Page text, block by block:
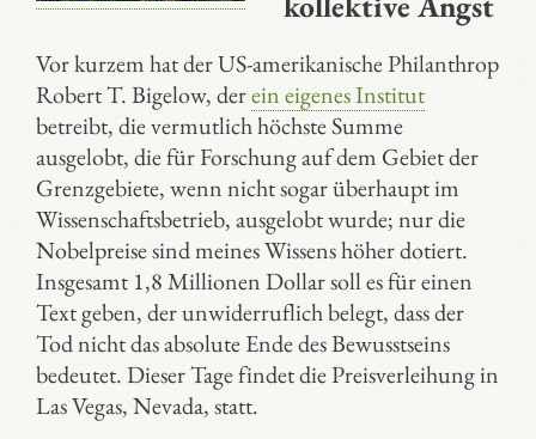
Vor kurzem hat der US-amerikanische Philanthrop
Robert T. Bigelow, derein eigenes Institut
betreibt, die vermutlich höchste Summe
ausgelobt, die für Forschung auf dem Gebiet der
Grenzgebiete, wenn nicht sogar überhaupt im
Wissenschaftsbetrieb, ausgelobt wurde; nur die
Nobelpreise sind meines Wissens höher dotiert.
Insgesamt 1,8 Millionen Dollar soll es für einen
Text geben, der unwiderruflich belegt, dass der
Tod nicht das absolute Ende des Bewusstseins
bedeutet. Dieser Tage findet die Preisverleihung in
Las Vegas, Nevada, statt.